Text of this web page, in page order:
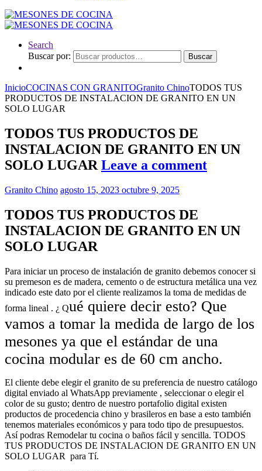
Search
Buscar por:
Buscar
InicioCOCINAS CON GRANITOGranito ChinoTODOS TUS
PRODUCTOS DE INSTALACION DE GRANITO EN UN
SOLO LUGAR
TODOS TUS PRODUCTOS DE
INSTALACION DE GRANITO EN UN
SOLO LUGAR Leave a comment
Granito Chino agosto 15, 2023 octubre 9, 2025
TODOS TUS PRODUCTOS DE
INSTALACION DE GRANITO EN UN
SOLO LUGAR
Para iniciar un proceso de instalación de granito debemos conocer si
su premeson es de madera, cemento o de estructura metálica una vez
indicado este dato por el cliente realizamos la toma de medidas de
forma lineal . ¿ Qué quiere decir esto? Que
vamos a tomar la medida de largo de los
mesones ya que el estándar de una
cocina modular es de 60 cm ancho.
El cliente debe elegir el granito de su preferencia de nuestro catálogo
digital enviado al WhatsApp previamente , seleccionar o elegir el
color de su gusto; dentro de nuestro portafolio digital existen
productos de procedencia chino y brasileros en base a esto también
tenemos materiales económicos y para todo tipo de presupuestos.
Así podras Remodelar tu cocina o baños fácil y sencilla. TODOS
TUS PRODUCTOS DE INSTALACION DE GRANITO EN UN
SOLO LUGAR para Tí.